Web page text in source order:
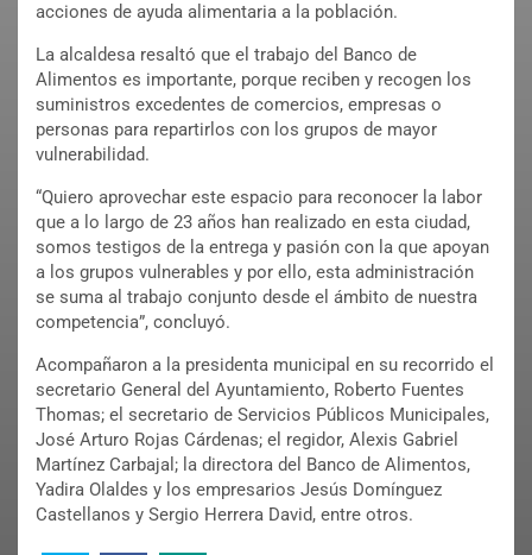
acciones de ayuda alimentaria a la población.
La alcaldesa resaltó que el trabajo del Banco de
Alimentos es importante, porque reciben y recogen los
suministros excedentes de comercios, empresas o
personas para repartirlos con los grupos de mayor
vulnerabilidad.
“Quiero aprovechar este espacio para reconocer la labor
que a lo largo de 23 años han realizado en esta ciudad,
somos testigos de la entrega y pasión con la que apoyan
a los grupos vulnerables y por ello, esta administración
se suma al trabajo conjunto desde el ámbito de nuestra
competencia”, concluyó.
Acompañaron a la presidenta municipal en su recorrido el
secretario General del Ayuntamiento, Roberto Fuentes
Thomas; el secretario de Servicios Públicos Municipales,
José Arturo Rojas Cárdenas; el regidor, Alexis Gabriel
Martínez Carbajal; la directora del Banco de Alimentos,
Yadira Olaldes y los empresarios Jesús Domínguez
Castellanos y Sergio Herrera David, entre otros.